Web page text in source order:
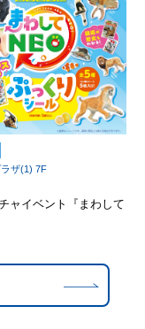
ラザ(1) 7F
ャイベント『まわして